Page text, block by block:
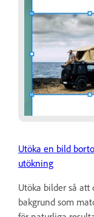
Utöka en bild
utökning
Utöka bilder så att
bakgrund som